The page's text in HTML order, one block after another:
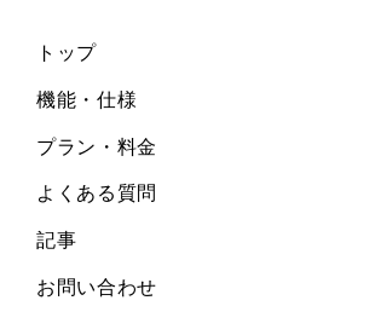
トップ
機能・仕様
プラン・料金
よくある質問
記事
お問い合わせ